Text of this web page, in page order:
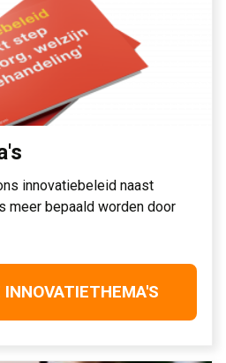
innovatiebeleid naast
meer bepaald worden door